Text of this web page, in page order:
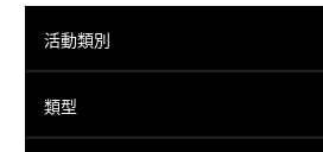
活動類別
類型